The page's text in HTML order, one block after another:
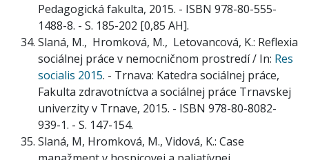
Pedagogická fakulta, 2015. - ISBN 978-80-555-
1488-8. - S. 185-202 [0,85 AH].
Slaná, M., Hromková, M., Letovancová, K.: Reflexia
sociálnej práce v nemocničnom prostredí / In: Res
socialis 2015. - Trnava: Katedra sociálnej práce,
Fakulta zdravotníctva a sociálnej práce Trnavskej
univerzity v Trnave, 2015. - ISBN 978-80-8082-
939-1. - S. 147-154.
Slaná, M, Hromková, M., Vidová, K.: Case